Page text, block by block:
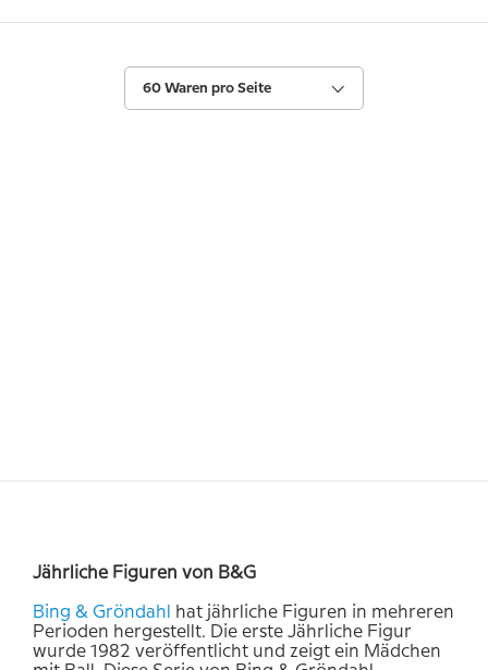
60 Waren pro Seite
Jährliche Figuren von B&G
Bing & Gröndahl
hat jährliche Figuren in mehreren
Perioden hergestellt. Die erste Jährliche Figur
wurde 1982 veröffentlicht und zeigt ein Mädchen